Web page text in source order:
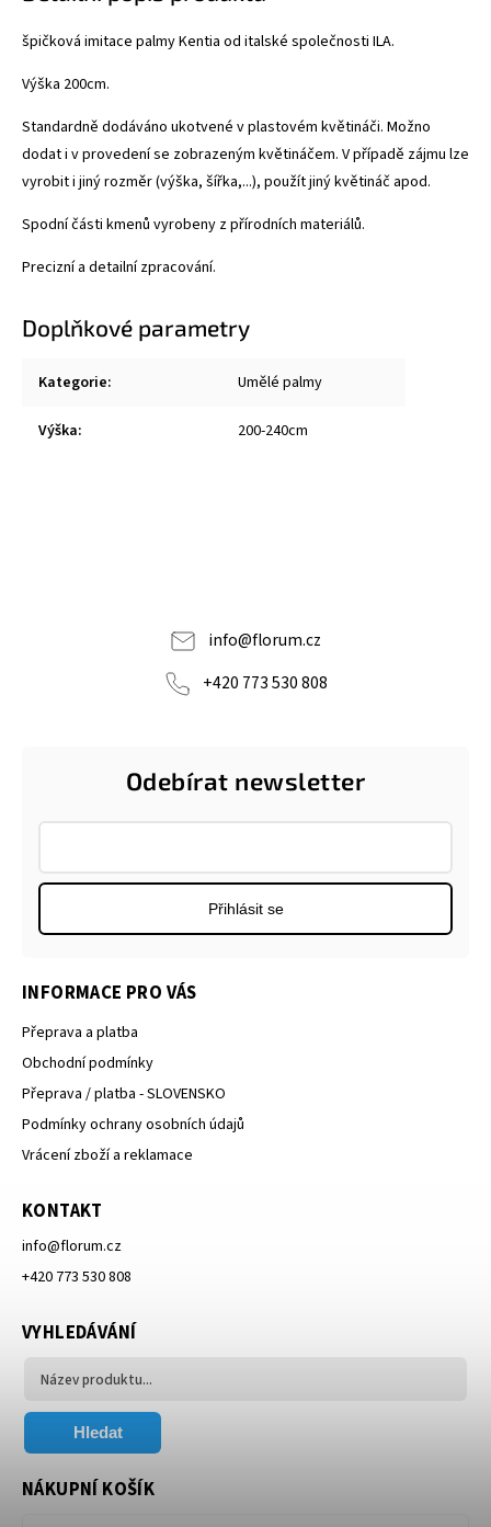
špičková imitace palmy Kentia od italské společnosti ILA.
Výška 200cm.
Standardně dodáváno ukotvené v plastovém květináči. Možno
dodat i v provedení se zobrazeným květináčem. V případě zájmu lze
vyrobit i jiný rozměr (výška, šířka,...), použít jiný květináč apod.
Spodní části kmenů vyrobeny z přírodních materiálů.
Precizní a detailní zpracování.
Doplňkové parametry
Kategorie: Umělé palmy
Výška: 200-240cm
info@florum.cz
+420 773 530 808
Odebírat newsletter
Přihlásit se
INFORMACE PRO VÁS
Přeprava a platba
Obchodní podmínky
Přeprava / platba - SLOVENSKO
Podmínky ochrany osobních údajů
Vrácení zboží a reklamace
KONTAKT
info@florum.cz
+420 773 530 808
VYHLEDÁVÁNÍ
Hledat
NÁKUPNÍ KOŠÍK